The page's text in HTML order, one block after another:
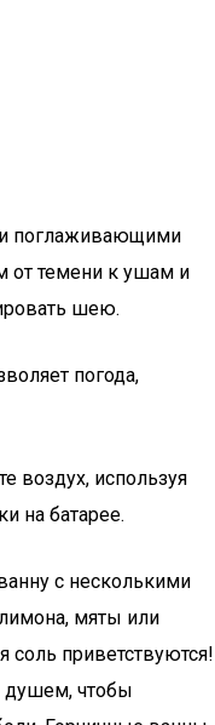
поглаживающими
от темени к ушам и
шею.
погода,
воздух, используя
на батарее.
с несколькими
мяты или
соль приветствуются!
душем, чтобы